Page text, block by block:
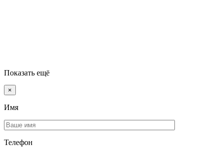
Показать ещё
×
Имя
Телефон